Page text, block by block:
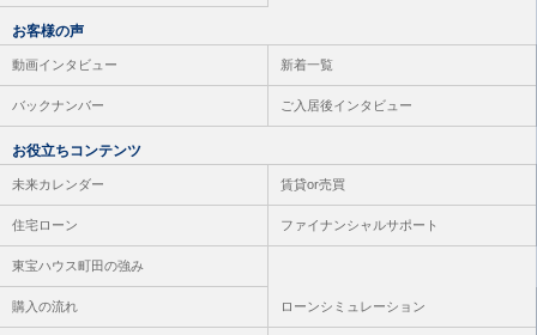
お客様の声
動画インタビュー 新着一覧
バックナンバー ご入居後インタビュー
お役立ちコンテンツ
未来カレンダー 賃貸or売買
住宅ローン ファイナンシャルサポート
東宝ハウス町田の強み
購入の流れ ローンシミュレーション